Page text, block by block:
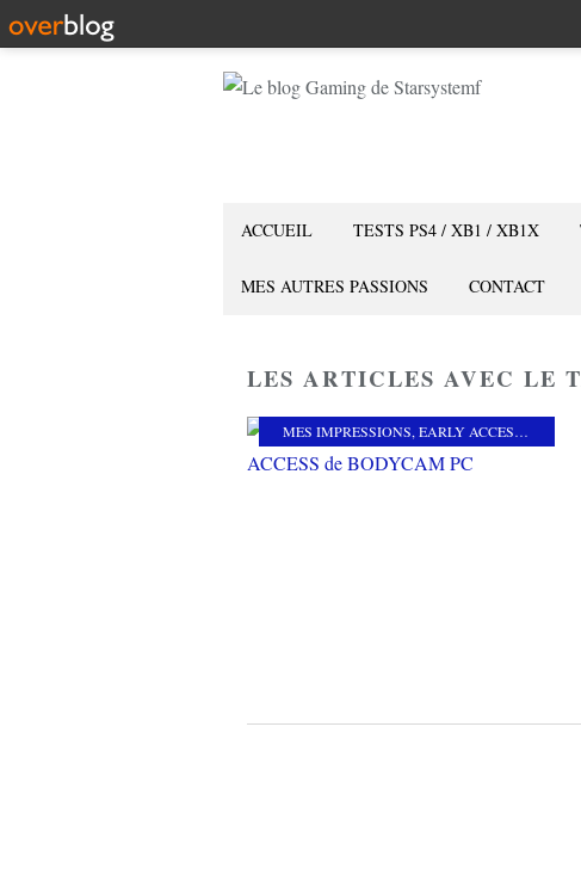
ACCUEIL TESTS PS4 / XB1 / XB1X
MES AUTRES PASSIONS CONTACT
LES ARTICLES AVEC LE
MES IMPRESSIONS, EARLY ACCESS ,